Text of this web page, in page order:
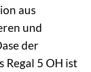
aus
und
der
5 OH ist